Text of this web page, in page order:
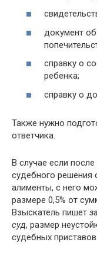
документ
справку о
ребенка;
справку о
Также нужно
ответчика.
В случае если
судебного решения
алименты, с него
размере 0,5% от
Взыскатель пишет
суд, размер
судебных приставов.